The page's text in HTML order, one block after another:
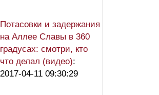
Потасовки и задержания
на Аллее Славы в 360
градусах: смотри, кто
что делал (видео):
2017-04-11 09:30:29